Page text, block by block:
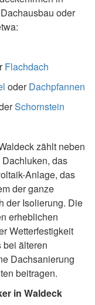
oder
Flachdach
oderDachpfannen
Schornstein
zählt neben
das
Anlage, das
der ganze
der Isolierung. Die
erheblichen
Wetterfestigkeit
bei älteren
Dachsanierung
beitragen.
in Waldeck